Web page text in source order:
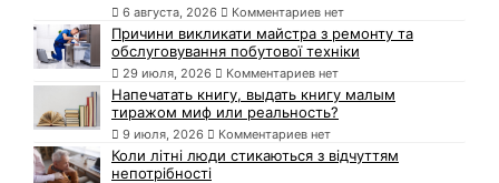
6 августа, 2026 Комментариев нет
Причини викликати майстра з ремонту та
обслуговування побутової техніки
29 июля, 2026 Комментариев нет
Напечатать книгу, выдать книгу малым
тиражом миф или реальность?
9 июля, 2026 Комментариев нет
Коли літні люди стикаються з відчуттям
непотрібності